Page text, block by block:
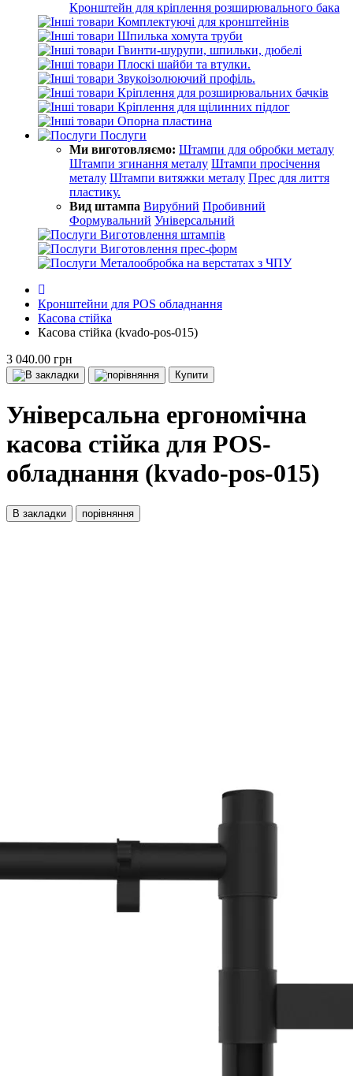
Кронштейн для кріплення розширювального бака
Комплектуючі для кронштейнів
Шпилька хомута труби
Гвинти-шурупи, шпильки, дюбелі
Плоскі шайби та втулки.
Звукоізолюючий профіль.
Кріплення для розширювальних бачків
Кріплення для щілинних підлог
Опорна пластина
Послуги
Ми виготовляємо: Штампи для обробки металу
Штампи згинання металу Штампи просічення
металу Штампи витяжки металу Прес для лиття
пластику.
Вид штампа Вирубний Пробивний
Формувальний Універсальний
Виготовлення штампів
Виготовлення прес-форм
Металообробка на верстатах з ЧПУ
Кронштейни для POS обладнання
Касова стійка
Касова стійка (kvado-pos-015)
3 040.00 грн
Купити
Універсальна ергономічна
касова стійка для POS-
обладнання (kvado-pos-015)
В закладки порівняння